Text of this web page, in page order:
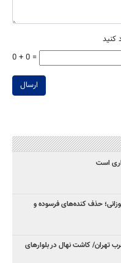
کنید
0 + 0 =
ارسال
است
حذف کنده‌های فرسوده و
کاشت نهال در بلوارهای